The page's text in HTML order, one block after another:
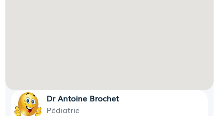
Dr Antoine Brochet
Pédiatrie